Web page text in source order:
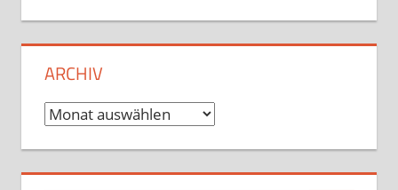
ARCHIV
Archiv